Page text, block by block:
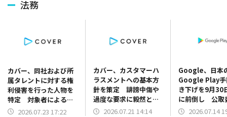
法務
カバー、同社および所
属タレントに対する権
利侵害を行った人物を
特定 対象者による謝
罪文の提出や損害賠償
2026.07.23 17:22
カバー、カスタマーハ
ラスメントへの基本方
針を策定 誹謗中傷や
過度な要求に毅然と対
応 2026.07.21 14:14
Google、日本
Google Play手
き下げを9月30
に前倒し 公取
協議踏まえ新課
2026.07.14